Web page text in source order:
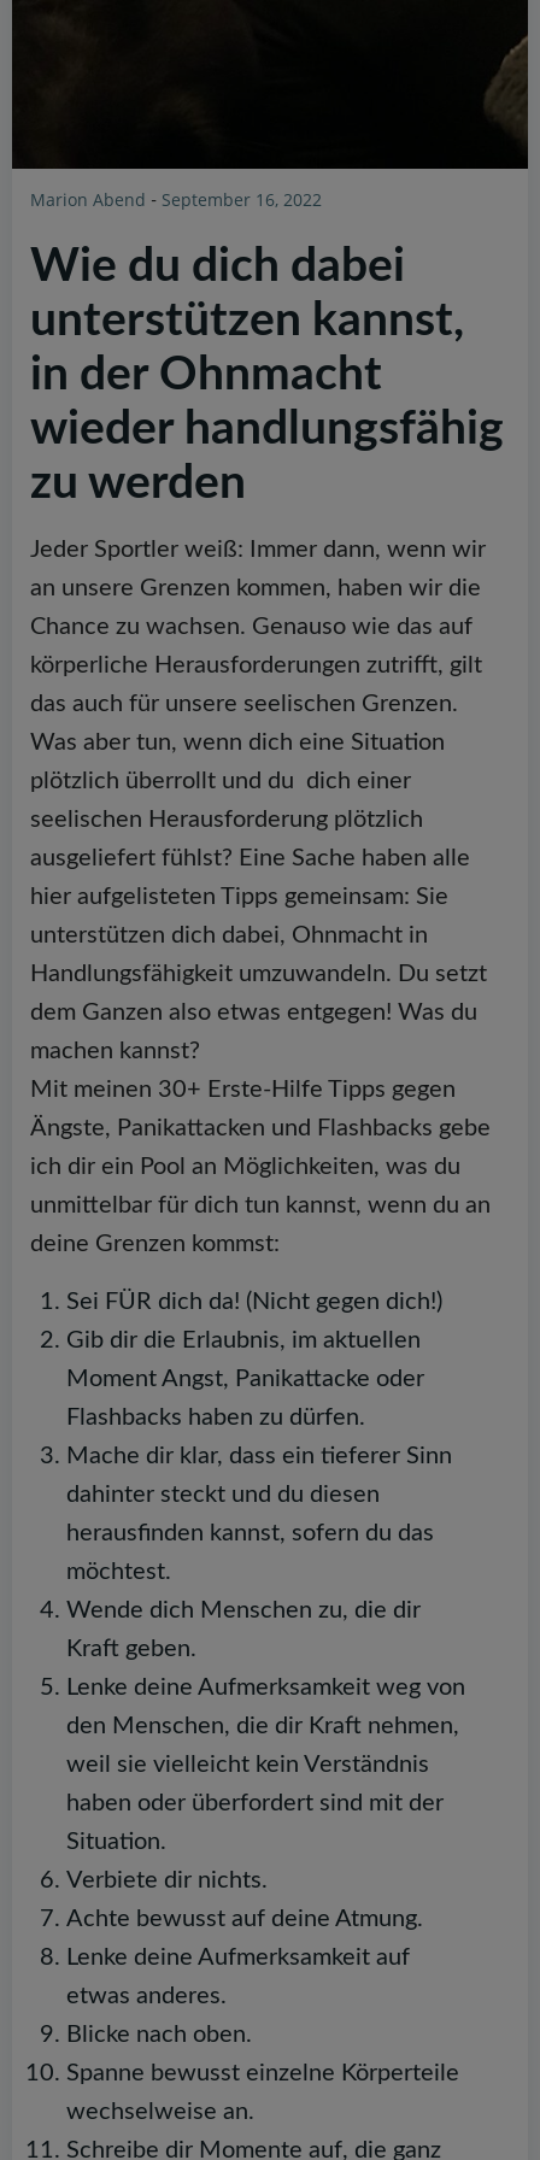
Marion Abend - September 16, 2022
Wie du dich dabei
unterstützen kannst,
in der Ohnmacht
wieder handlungsfähig
zu werden
Jeder Sportler weiß: Immer dann, wenn wir
an unsere Grenzen kommen, haben wir die
Chance zu wachsen. Genauso wie das auf
körperliche Herausforderungen zutrifft, gilt
das auch für unsere seelischen Grenzen.
Was aber tun, wenn dich eine Situation
plötzlich überrollt und du dich einer
seelischen Herausforderung plötzlich
ausgeliefert fühlst? Eine Sache haben alle
hier aufgelisteten Tipps gemeinsam: Sie
unterstützen dich dabei, Ohnmacht in
Handlungsfähigkeit umzuwandeln. Du setzt
dem Ganzen also etwas entgegen! Was du
machen kannst?
Mit meinen 30+ Erste-Hilfe Tipps gegen
Ängste, Panikattacken und Flashbacks gebe
ich dir ein Pool an Möglichkeiten, was du
unmittelbar für dich tun kannst, wenn du an
deine Grenzen kommst:
Sei FÜR dich da! (Nicht gegen dich!)
Gib dir die Erlaubnis, im aktuellen
Moment Angst, Panikattacke oder
Flashbacks haben zu dürfen.
Mache dir klar, dass ein tieferer Sinn
dahinter steckt und du diesen
herausfinden kannst, sofern du das
möchtest.
Wende dich Menschen zu, die dir
Kraft geben.
Lenke deine Aufmerksamkeit weg von
den Menschen, die dir Kraft nehmen,
weil sie vielleicht kein Verständnis
haben oder überfordert sind mit der
Situation.
Verbiete dir nichts.
Achte bewusst auf deine Atmung.
Lenke deine Aufmerksamkeit auf
etwas anderes.
Blicke nach oben.
Spanne bewusst einzelne Körperteile
wechselweise an.
Schreibe dir Momente auf, die ganz